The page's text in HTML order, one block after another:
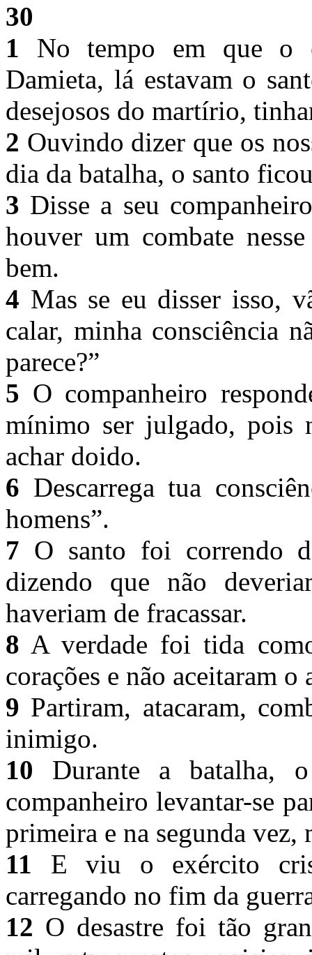
30
1 No tempo em que o
Damieta, lá estavam o
desejosos do martírio,
2 Ouvindo dizer que os
dia da batalha, o santo
3 Disse a seu
houver um combate
bem.
4 Mas se eu disser isso,
calar, minha consciência
parece?”
5 O companheiro
mínimo ser julgado, pois
achar doido.
6 Descarrega tua
homens”.
7 O santo foi correndo
dizendo que não
haveriam de fracassar.
8 A verdade foi tida
corações e não aceitaram
9 Partiram, atacaram,
inimigo.
10 Durante a batalha,
companheiro levantar-se
primeira e na segunda
11 E viu o exército
carregando no fim da
12 O desastre foi tão